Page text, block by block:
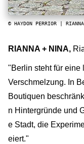
© HAYDON PERRIOR |
RIANNA + NINA,
"Berlin steht für eine
Verschmelzung. In
Boutiquen
n Hintergründe und
e Stadt, die
eiert."